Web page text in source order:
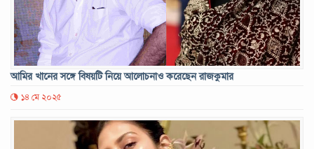
আমির খানের সঙ্গে বিষয়টি নিয়ে আলোচনাও করেছেন রাজকুমার
১৪ মে ২০২৫